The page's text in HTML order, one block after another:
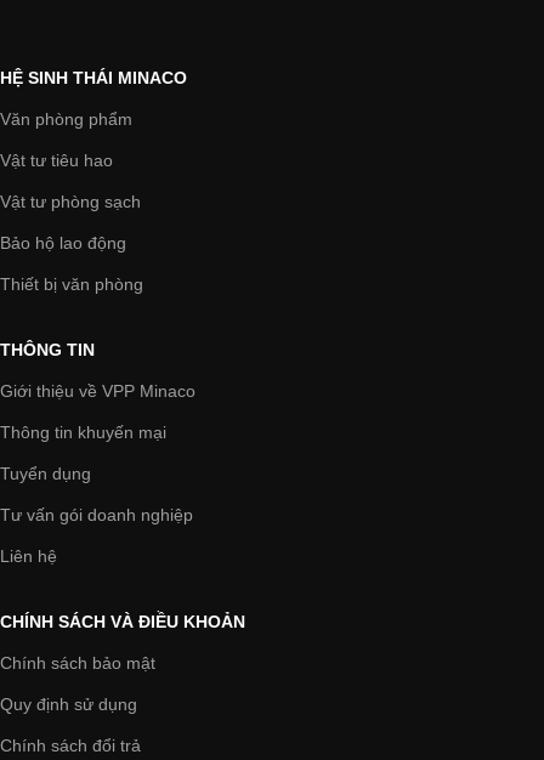
HỆ SINH THÁI MINACO
Văn phòng phẩm
Vật tư tiêu hao
Vật tư phòng sạch
Bảo hộ lao động
Thiết bị văn phòng
THÔNG TIN
Giới thiệu về VPP Minaco
Thông tin khuyến mại
Tuyển dụng
Tư vấn gói doanh nghiệp
Liên hệ
CHÍNH SÁCH VÀ ĐIỀU KHOẢN
Chính sách bảo mật
Quy định sử dụng
Chính sách đổi trả